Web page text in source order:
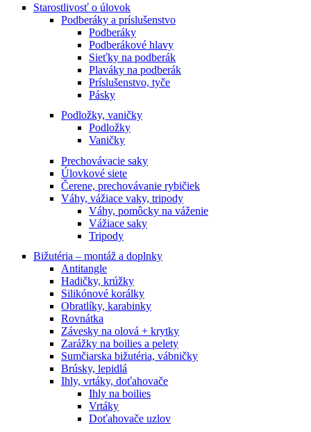
Starostlivosť o úlovok
Podberáky a príslušenstvo
Podberáky
Podberákové hlavy
Sieťky na podberák
Plaváky na podberák
Príslušenstvo, tyče
Pásky
Podložky, vaničky
Podložky
Vaničky
Prechovávacie saky
Úlovkové siete
Čerene, prechovávanie rybičiek
Váhy, vážiace vaky, tripody
Váhy, pomôcky na váženie
Vážiace saky
Tripody
Bižutéria – montáž a doplnky
Antitangle
Hadičky, krúžky
Silikónové korálky
Obratlíky, karabinky
Rovnátka
Závesky na olová + krytky
Zarážky na boilies a pelety
Sumčiarska bižutéria, vábničky
Brúsky, lepidlá
Ihly, vrtáky, doťahovače
Ihly na boilies
Vrtáky
Doťahovače uzlov